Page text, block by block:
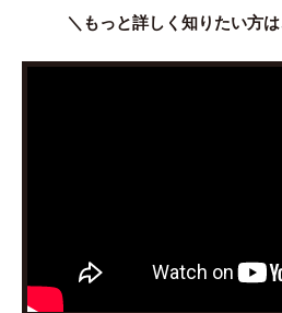
＼もっと詳しく知りたい方